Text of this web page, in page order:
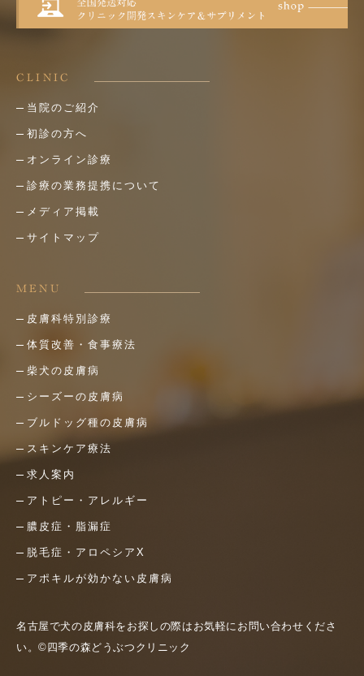
CLINIC
当院のご紹介
初診の方へ
オンライン診療
診療の業務提携について
メディア掲載
サイトマップ
MENU
皮膚科特別診療
体質改善・食事療法
柴犬の皮膚病
シーズーの皮膚病
ブルドッグ種の皮膚病
スキンケア療法
求人案内
アトピー・アレルギー
膿皮症・脂漏症
脱毛症・アロペシアX
アポキルが効かない皮膚病
名古屋で犬の皮膚科をお探しの際はお気軽にお問い合わせくださ
い。©四季の森どうぶつクリニック